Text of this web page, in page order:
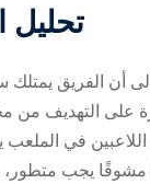
تحليل
أن الفريق يمتلك
على التهديف من
اللاعبين في
مشوقًا يجب